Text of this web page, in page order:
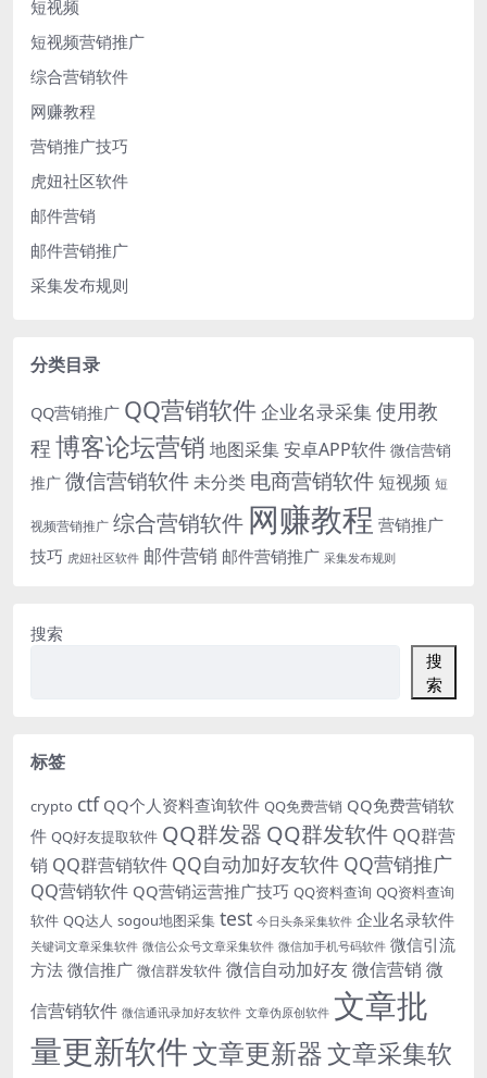
短视频
短视频营销推广
综合营销软件
网赚教程
营销推广技巧
虎妞社区软件
邮件营销
邮件营销推广
采集发布规则
分类目录
QQ营销推广 QQ营销软件企业名录采集使用教
程博客论坛营销 地图采集安卓APP软件 微信营销
推广 微信营销软件未分类 电商营销软件短视频 短
视频营销推广 综合营销软件 网赚教程 营销推广
技巧 虎妞社区软件 邮件营销 邮件营销推广 采集发布规则
搜索
搜
索
标签
crypto ctf QQ个人资料查询软件 QQ免费营销 QQ免费营销软
件 QQ好友提取软件 QQ群发器 QQ群发软件 QQ群营
销 QQ群营销软件 QQ自动加好友软件 QQ营销推广
QQ营销软件 QQ营销运营推广技巧 QQ资料查询 QQ资料查询
软件 QQ达人 sogou地图采集 test 今日头条采集软件 企业名录软件
关键词文章采集软件 微信公众号文章采集软件 微信加手机号码软件 微信引流
方法 微信推广 微信群发软件 微信自动加好友 微信营销 微
信营销软件 微信通讯录加好友软件 文章伪原创软件 文章批
量更新软件文章更新器文章采集软